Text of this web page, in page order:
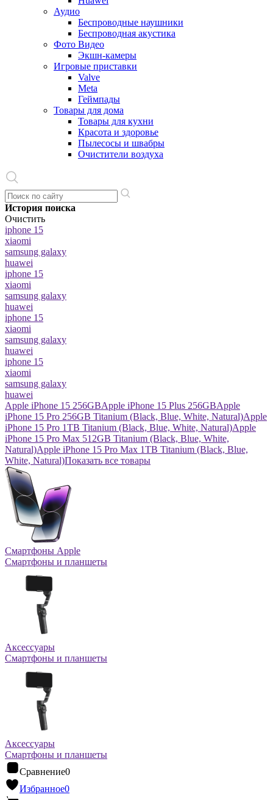
Аудио
Беспроводные наушники
Беспроводная акустика
Фото Видео
Экшн-камеры
Игровые приставки
Valve
Meta
Геймпады
Товары для дома
Товары для кухни
Красота и здоровье
Пылесосы и швабры
Очистители воздуха
История поиска
Очистить
iphone 15
xiaomi
samsung galaxy
huawei
iphone 15
xiaomi
samsung galaxy
huawei
iphone 15
xiaomi
samsung galaxy
huawei
iphone 15
xiaomi
samsung galaxy
huawei
Apple iPhone 15 256GBApple iPhone 15 Plus 256GBApple
iPhone 15 Pro 256GB Titanium (Black, Blue, White, Natural)Apple
iPhone 15 Pro 1TB Titanium (Black, Blue, White, Natural)Apple
iPhone 15 Pro Max 512GB Titanium (Black, Blue, White,
Natural)Apple iPhone 15 Pro Max 1TB Titanium (Black, Blue,
White, Natural)Показать все товары
Смартфоны Apple
Смартфоны и планшеты
Аксессуары
Смартфоны и планшеты
Аксессуары
Смартфоны и планшеты
Сравнение0
Избранное0